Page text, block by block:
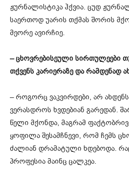
ჟურნალისტიკა ჰქვია. ცუდ
საერთოდ უარის თქმას შორის
მეორე ავირჩიე.
– ცხოვრებისეული სირთულეები
თქვენს კარიერაზე და რამდენად
– როგორც ვაკვირდები, არ
ვერასდროს ხვდებიან გარედან.
წელი მქონდა, მაგრამ
ყოფილა შესამჩნევი, რომ ჩემს
ძალიან დრამატული ხდებოდა. რაც
პროფესია მაინც ცალკეა.